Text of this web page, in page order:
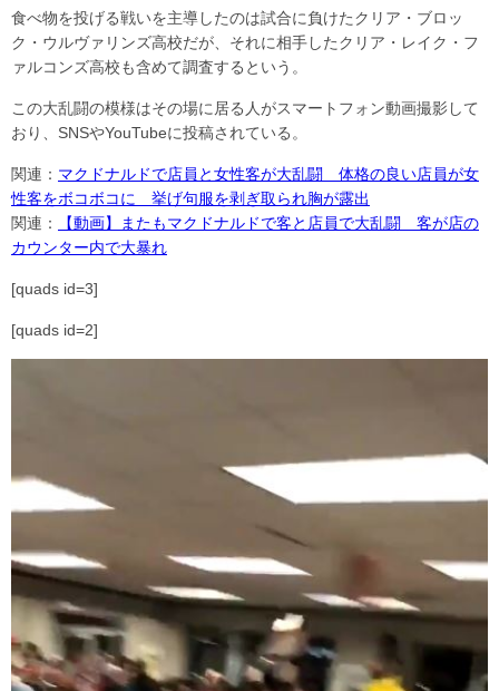
食べ物を投げる戦いを主導したのは試合に負けたクリア・ブロッ
ク・ウルヴァリンズ高校だが、それに相手したクリア・レイク・フ
ァルコンズ高校も含めて調査するという。
この大乱闘の模様はその場に居る人がスマートフォン動画撮影して
おり、SNSやYouTubeに投稿されている。
関連： マクドナルドで店員と女性客が大乱闘 体格の良い店員が女
性客をボコボコに 挙げ句服を剥ぎ取られ胸が露出
関連：
【動画】またもマクドナルドで客と店員で大乱闘 客が店の
カウンター内で大暴れ
[quads id=3]
[quads id=2]